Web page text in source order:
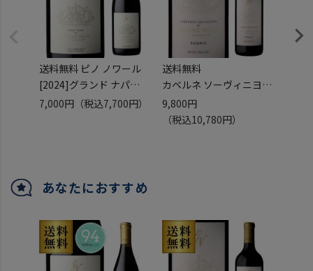
送料無料 ピノ ノワール
[2024]グランド ナパ
750ml
7,000円 （税込7,700円）
送料無料
カベルネ ソーヴィニヨン
レゼルヴ [2021]
グランド ナパ 750ml
9,800円
（税込10,780円）
あなたにおすすめ